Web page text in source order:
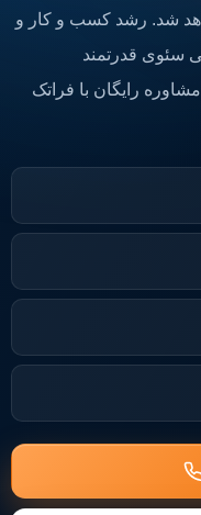
شد. رشد کسب و کار و
سئوی قدرتمند
رایگان با فراتک